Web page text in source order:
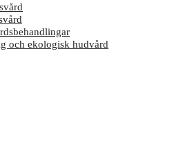
och ekologisk hudvård